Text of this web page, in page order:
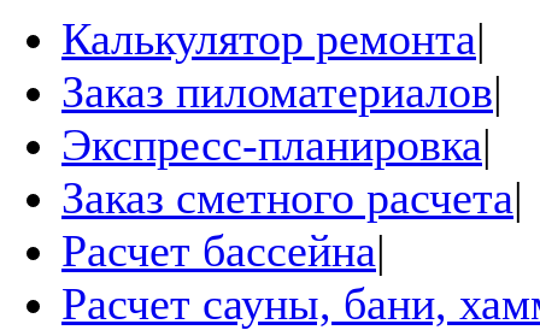
Калькулятор ремонта|
Заказ пиломатериалов|
Экспресс-планировка|
Заказ сметного расчета|
Расчет бассейна|
Расчет сауны, бани,